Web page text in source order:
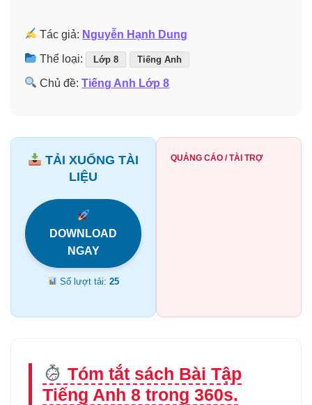
Tác giả: Nguyễn Hạnh Dung
Thể loại: Lớp 8 Tiếng Anh
Chủ đề:Tiếng Anh Lớp 8
TẢI XUỐNG TÀI
LIỆU
DOWNLOAD
NGAY
Số lượt tải:25
QUẢNG CÁO / TÀI TRỢ
Tóm tắt sách Bài Tập
Tiếng Anh 8 trong 360s.